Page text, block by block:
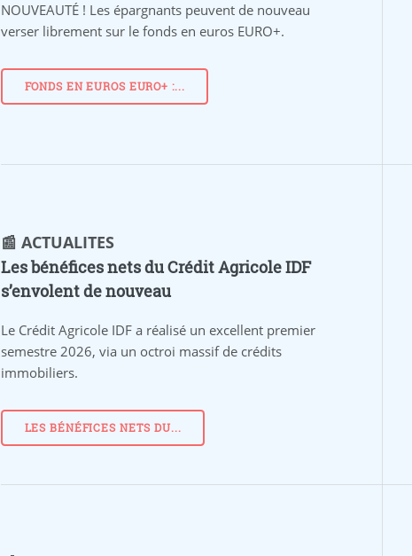
NOUVEAUTÉ ! Les épargnants peuvent de nouveau
verser librement sur le fonds en euros EURO+.
FONDS EN EUROS EURO+ :...
📰 ACTUALITES
Les bénéfices nets du Crédit Agricole IDF
s’envolent de nouveau
Le Crédit Agricole IDF a réalisé un excellent premier
semestre 2026, via un octroi massif de crédits
immobiliers.
LES BÉNÉFICES NETS DU...